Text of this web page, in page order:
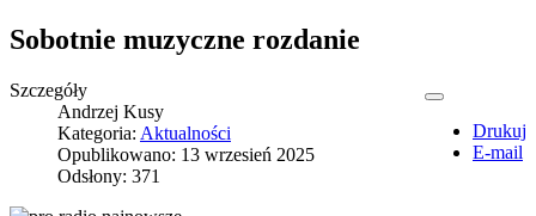
Sobotnie muzyczne rozdanie
Drukuj
E-mail
Szczegóły
Andrzej Kusy
Kategoria: Aktualności
Opublikowano: 13 wrzesień 2025
Odsłony: 371